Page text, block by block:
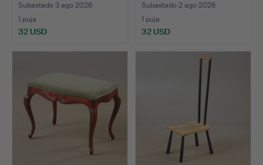
Subastado 3 ago 2026
1 puja
32 USD
Subastado 2 ago 2026
1 puja
32 USD